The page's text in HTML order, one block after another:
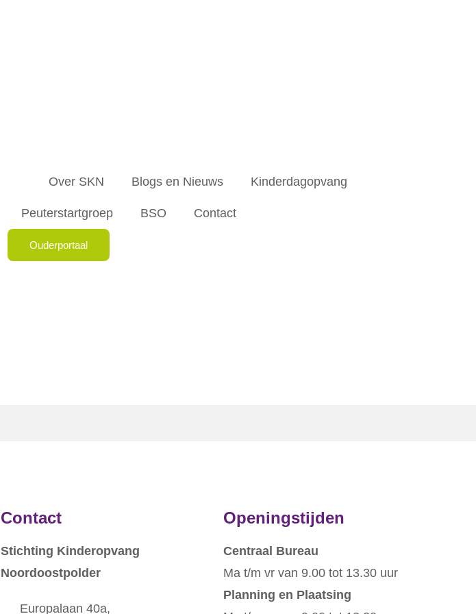
Over SKN Blogs en Nieuws Kinderdagopvang
Peuterstartgroep BSO Contact
Ouderportaal
Contact
Stichting Kinderopvang
Noordoostpolder
Europalaan 40a,
Openingstijden
Centraal Bureau
Ma t/m vr van 9.00 tot 13.30 uur
Planning en Plaatsing